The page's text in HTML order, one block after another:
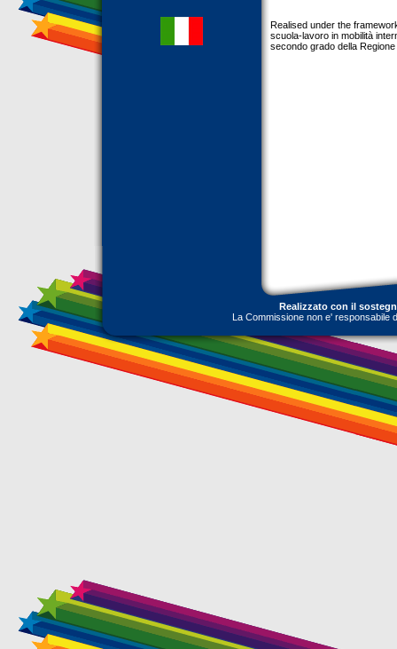
Realised under the
scuola-lavoro in mobilità
secondo grado della
Realizzato con il
La Commissione non e' responsabile